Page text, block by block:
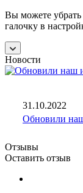
Вы можете убрать
галочку в
Новости
31.10.2022
Обновили
Отзывы
Оставить отзыв